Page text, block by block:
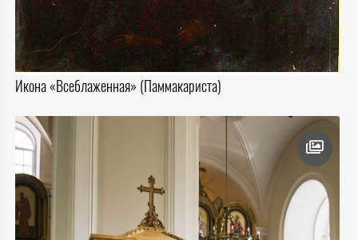
Икона «Всеблаженная» (Паммакариста)